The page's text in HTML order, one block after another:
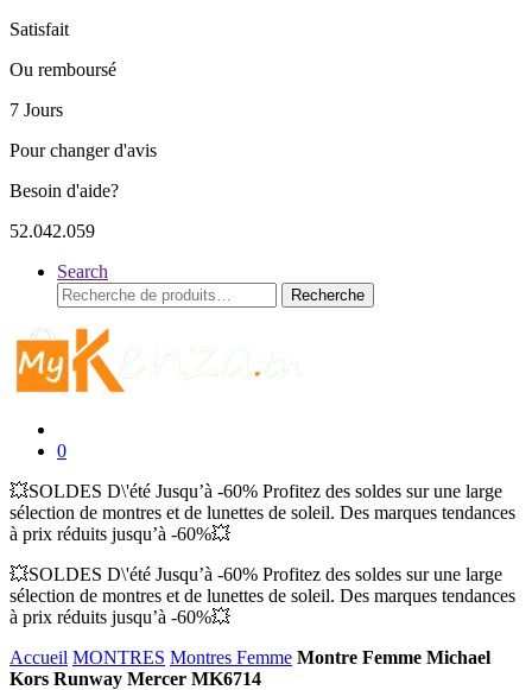
Satisfait
Ou remboursé
7 Jours
Pour changer d'avis
Besoin d'aide?
52.042.059
Search
Recherche
pour :
Recherche
0
💥SOLDES D\'été Jusqu’à -60% Profitez des soldes sur une large
sélection de montres et de lunettes de soleil. Des marques tendances
à prix réduits jusqu’à -60%💥
💥SOLDES D\'été Jusqu’à -60% Profitez des soldes sur une large
sélection de montres et de lunettes de soleil. Des marques tendances
à prix réduits jusqu’à -60%💥
Accueil MONTRES Montres Femme Montre Femme Michael
Kors Runway Mercer MK6714